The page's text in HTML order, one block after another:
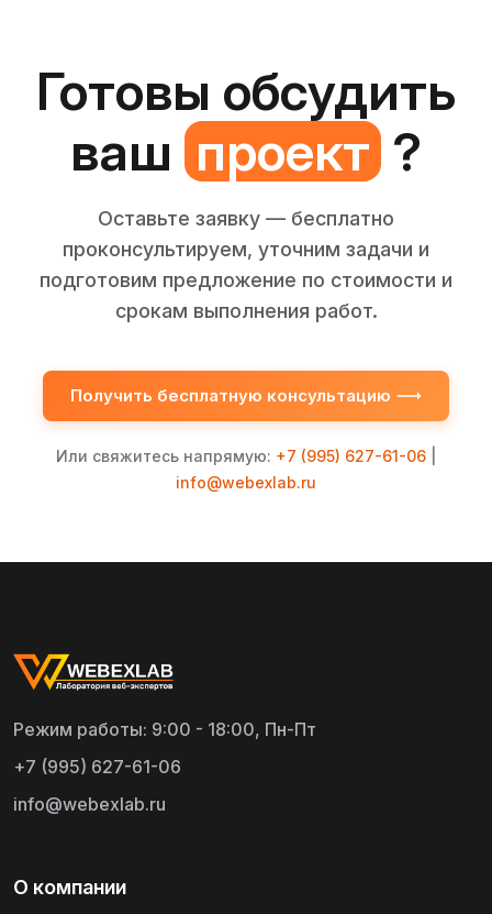
Готовы обсудить
ваш проект ?
Оставьте заявку — бесплатно
проконсультируем, уточним задачи и
подготовим предложение по стоимости и
срокам выполнения работ.
Получить бесплатную консультацию
Или свяжитесь напрямую: +7 (995) 627-61-06
info@webexlab.ru
Режим работы: 9:00 - 18:00, Пн-Пт
+7 (995) 627-61-06
info@webexlab.ru
О компании